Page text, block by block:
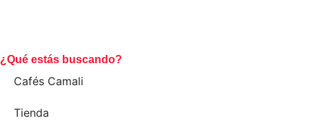
¿Qué estás buscando?
Cafés Camali
Tienda